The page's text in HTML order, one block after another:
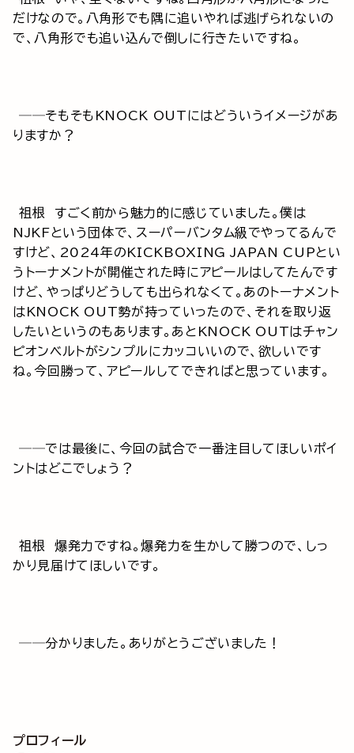
だけなので。八角形でも隅に追いやれば逃げられないの
で、八角形でも追い込んで倒しに行きたいですね。
──そもそもKNOCK OUTにはどういうイメージがあ
りますか？
祖根 すごく前から魅力的に感じていました。僕は
NJKFという団体で、スーパーバンタム級でやってるんで
すけど、2024年のKICKBOXING JAPAN CUPとい
うトーナメントが開催された時にアピールはしてたんです
けど、やっぱりどうしても出られなくて。あのトーナメント
はKNOCK OUT勢が持っていったので、それを取り返
したいというのもあります。あとKNOCK OUTはチャン
ピオンベルトがシンプルにカッコいいので、欲しいです
ね。今回勝って、アピールしてできればと思っています。
──では最後に、今回の試合で一番注目してほしいポイ
ントはどこでしょう？
祖根 爆発力ですね。爆発力を生かして勝つので、しっ
かり見届けてほしいです。
──分かりました。ありがとうございました！
プロフィール